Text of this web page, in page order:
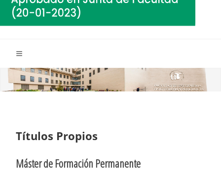
Títulos Propios
Máster de Formación Permanente